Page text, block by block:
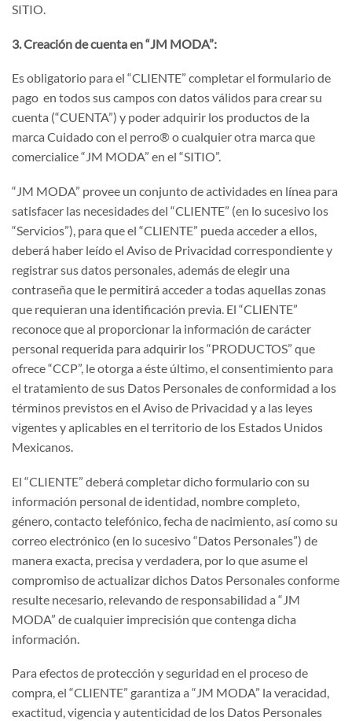
SITIO.
3. Creación de cuenta en “JM MODA”:
Es obligatorio para el “CLIENTE” completar el formulario de
pago en todos sus campos con datos válidos para crear su
cuenta (“CUENTA”) y poder adquirir los productos de la
marca Cuidado con el perro® o cualquier otra marca que
comercialice “JM MODA” en el “SITIO”.
“JM MODA” provee un conjunto de actividades en línea para
satisfacer las necesidades del “CLIENTE” (en lo sucesivo los
“Servicios”), para que el “CLIENTE” pueda acceder a ellos,
deberá haber leído el Aviso de Privacidad correspondiente y
registrar sus datos personales, además de elegir una
contraseña que le permitirá acceder a todas aquellas zonas
que requieran una identificación previa. El “CLIENTE”
reconoce que al proporcionar la información de carácter
personal requerida para adquirir los “PRODUCTOS” que
ofrece “CCP”, le otorga a éste último, el consentimiento para
el tratamiento de sus Datos Personales de conformidad a los
términos previstos en el Aviso de Privacidad y a las leyes
vigentes y aplicables en el territorio de los Estados Unidos
Mexicanos.
El “CLIENTE” deberá completar dicho formulario con su
información personal de identidad, nombre completo,
género, contacto telefónico, fecha de nacimiento, así como su
correo electrónico (en lo sucesivo “Datos Personales”) de
manera exacta, precisa y verdadera, por lo que asume el
compromiso de actualizar dichos Datos Personales conforme
resulte necesario, relevando de responsabilidad a “JM
MODA” de cualquier imprecisión que contenga dicha
información.
Para efectos de protección y seguridad en el proceso de
compra, el “CLIENTE” garantiza a “JM MODA” la veracidad,
exactitud, vigencia y autenticidad de los Datos Personales